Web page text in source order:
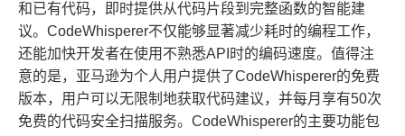
和已有代码，即时提供从代码片段到完整函数的智能建
议。CodeWhisperer不仅能够显著减少耗时的编程工作，
还能加快开发者在使用不熟悉API时的编码速度。值得注
意的是，亚马逊为个人用户提供了CodeWhisperer的免费
版本，用户可以无限制地获取代码建议，并每月享有50次
免费的代码安全扫描服务。CodeWhisperer的主要功能包